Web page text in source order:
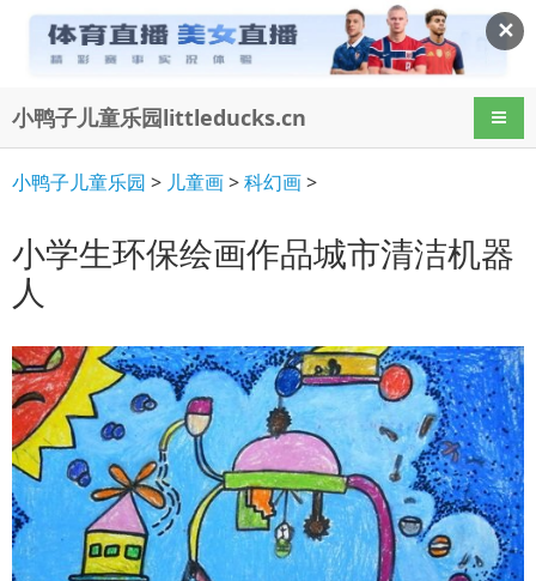
✕
小鸭子儿童乐园littleducks.cn 导航
小鸭子儿童乐园 > 儿童画>科幻画>
小学生环保绘画作品城市清洁机器
人